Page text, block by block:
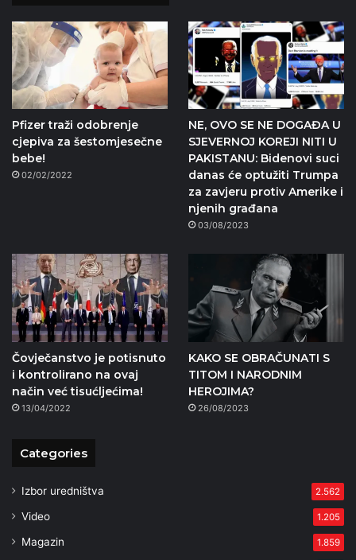
Pfizer traži odobrenje
cjepiva za šestomjesečne
bebe!
02/02/2022
NE, OVO SE NE DOGAĐA U
SJEVERNOJ KOREJI NITI U
PAKISTANU: Bidenovi suci
danas će optužiti Trumpa
za zavjeru protiv Amerike i
njenih građana
03/08/2023
Čovječanstvo je potisnuto
i kontrolirano na ovaj
način već tisućljećima!
13/04/2022
KAKO SE OBRAČUNATI S
TITOM I NARODNIM
HEROJIMA?
26/08/2023
Categories
Izbor uredništva 2.562
Video 1.205
Magazin 1.859